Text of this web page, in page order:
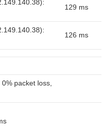
129 ms
126 ms
packet loss,